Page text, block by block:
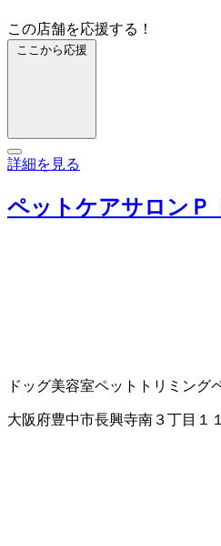
この店舗を応援する！
ここから応援
詳細を見る
ペットケアサロンＰ
ドッグ美容室ペットトリミング
大阪府豊中市長興寺南３丁目１